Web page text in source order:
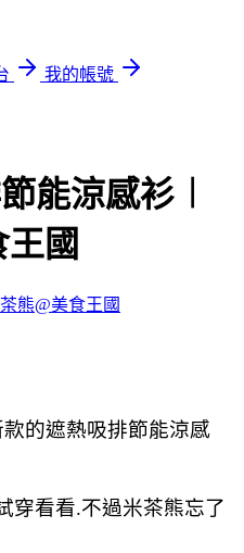
我的帳號
能涼感衫︱
國
熊@美食王國
的遮熱吸排節能涼感
穿看看.不過米茶熊忘了